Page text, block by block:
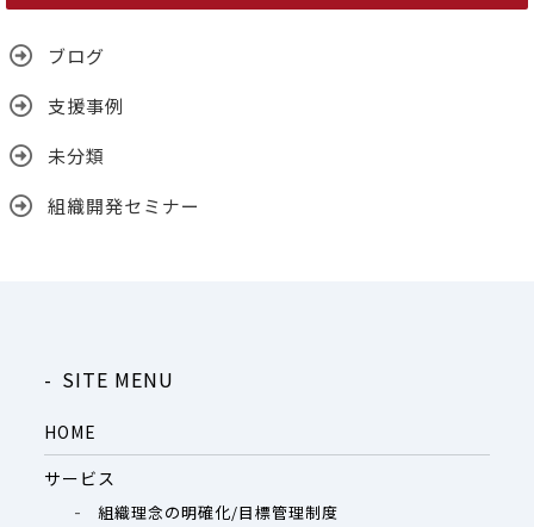
ブログ
支援事例
未分類
組織開発セミナー
SITE MENU
HOME
サービス
組織理念の明確化/目標管理制度